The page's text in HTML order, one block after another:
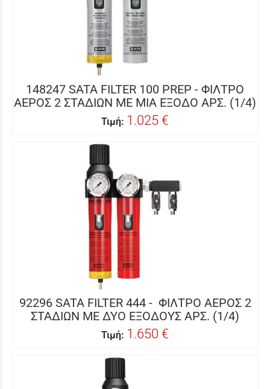
148247 SATA FILTER 100 PREP - ΦΙΛΤΡΟ
ΑΕΡΟΣ 2 ΣΤΑΔΙΩΝ ΜΕ ΜΙΑ ΕΞΟΔΟ ΑΡΣ. (1/4)
Τιμή: 1.025 €
92296 SATA FILTER 444 - ΦΙΛΤΡΟ ΑΕΡΟΣ 2
ΣΤΑΔΙΩΝ ΜΕ ΔΥΟ ΕΞΟΔΟΥΣ ΑΡΣ. (1/4)
Τιμή: 1.650 €